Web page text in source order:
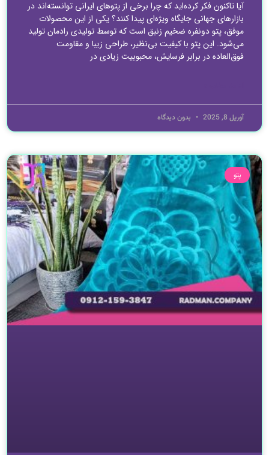
آیا تاکنون فکر کرده‌اید که چرا برخی از پتوهای ایرانی توانسته‌اند در
بازارهای جهانی جایگاه ویژه‌ای پیدا کنند؟ یکی از این محصولات
موفق، پتو دونفره ضخیم زنبق است که توسط تولیدی رادمان تولید
می‌شود. این پتو با کیفیت بی‌نظیر، طراحی زیبا و مقاومت
فوق‌العاده در برابر فرسایش، محبوبیت زیادی در
آوریل 8, 2025 بدون دیدگاه
پتو